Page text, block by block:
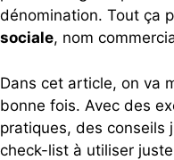
dénomination. Tout ça
sociale, nom
Dans cet article, on va
bonne fois. Avec des
pratiques, des conseils
check-list à utiliser